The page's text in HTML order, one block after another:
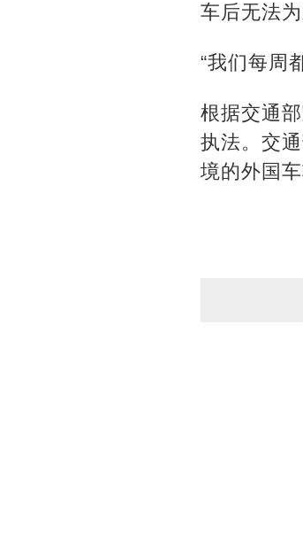
车后无法
“我们每周
根据交通
执法。交
境的外国